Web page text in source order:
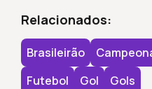
Relacionados:
Brasileirão
Futebol
Gol Gols